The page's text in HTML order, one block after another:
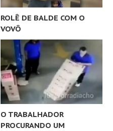
ROLÊ DE BALDE COM O
VOVÔ
O TRABALHADOR
PROCURANDO UM